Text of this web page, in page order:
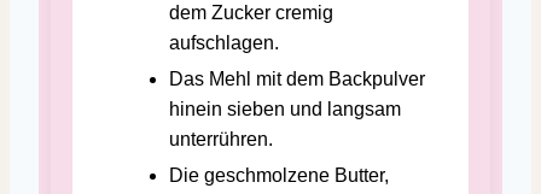
dem Zucker cremig
aufschlagen.
Das Mehl mit dem Backpulver
hinein sieben und langsam
unterrühren.
Die geschmolzene Butter,